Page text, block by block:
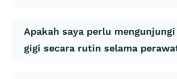
Apakah saya perlu
gigi secara rutin selama